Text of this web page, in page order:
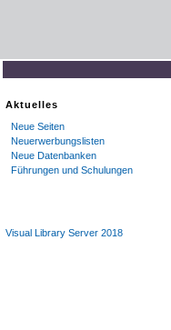
Aktuelles
Neue Seiten
Neuerwerbungslisten
Neue Datenbanken
Führungen und Schulungen
Visual Library Server 2018